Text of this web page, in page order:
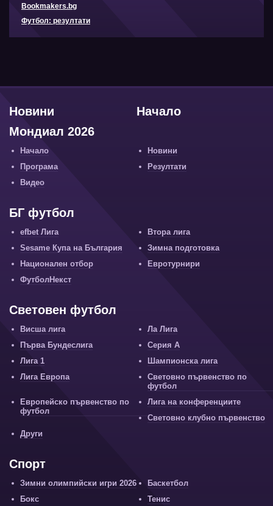
Bookmakers.bg
Футбол: резултати
Начало
Новини
Мондиал 2026
Начало
Новини
Програма
Резултати
Видео
БГ футбол
efbet Лига
Втора лига
Sesame Купа на България
Зимна подготовка
Национален отбор
Евротурнири
ФутболНекст
Световен футбол
Висша лига
Ла Лига
Първа Бундеслига
Серия А
Лига 1
Шампионска лига
Лига Европа
Световно първенство по
футбол
Европейско първенство по
футбол
Лига на конференциите
Световно клубно първенство
Други
Спорт
Зимни олимпийски игри 2026
Баскетбол
Бокс
Тенис